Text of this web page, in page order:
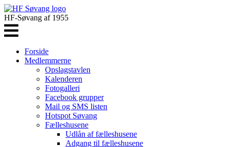
HF-Søvang af 1955
Forside
Medlemmerne
Opslagstavlen
Kalenderen
Fotogalleri
Facebook grupper
Mail og SMS listen
Hotspot Søvang
Fælleshusene
Udlån af fælleshusene
Adgang til fælleshusene